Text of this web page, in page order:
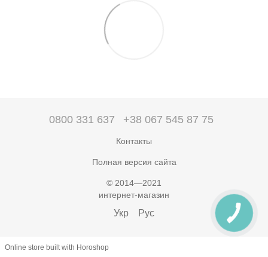
0800 331 637 +38 067 545 87 75
Контакты
Полная версия сайта
© 2014—2021
интернет-магазин
Укр Рус
Online store built with Horoshop